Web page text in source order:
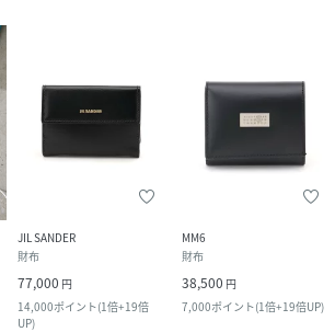
JIL SANDER
財布
77,000 円
14,000ポイント(1倍+19倍
UP)
MM6
財布
38,500 円
7,000ポイント(1倍+19倍UP)